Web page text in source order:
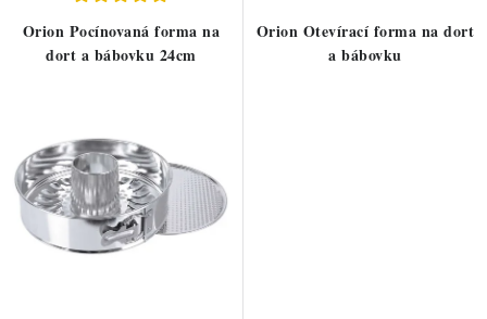
Orion Pocínovaná forma na
dort a bábovku 24cm
Orion Otevírací forma na dort
a bábovku